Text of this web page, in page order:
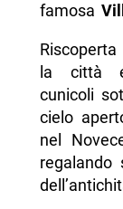
Ercolano?
-- Gli scavi
-- Si può
--
-- Dove si
famosa
la città
cunicoli
cielo
nel
regalando